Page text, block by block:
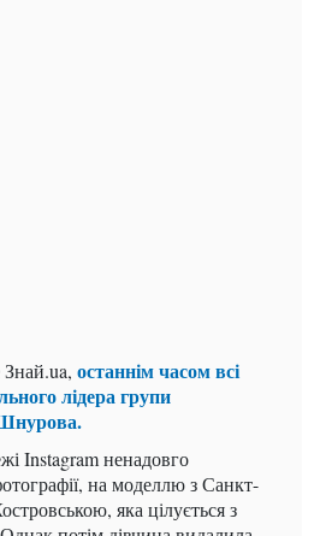
останнім часом всі
лідера групи
Instagram ненадовго
на моделлю з Санкт-
яка цілується з